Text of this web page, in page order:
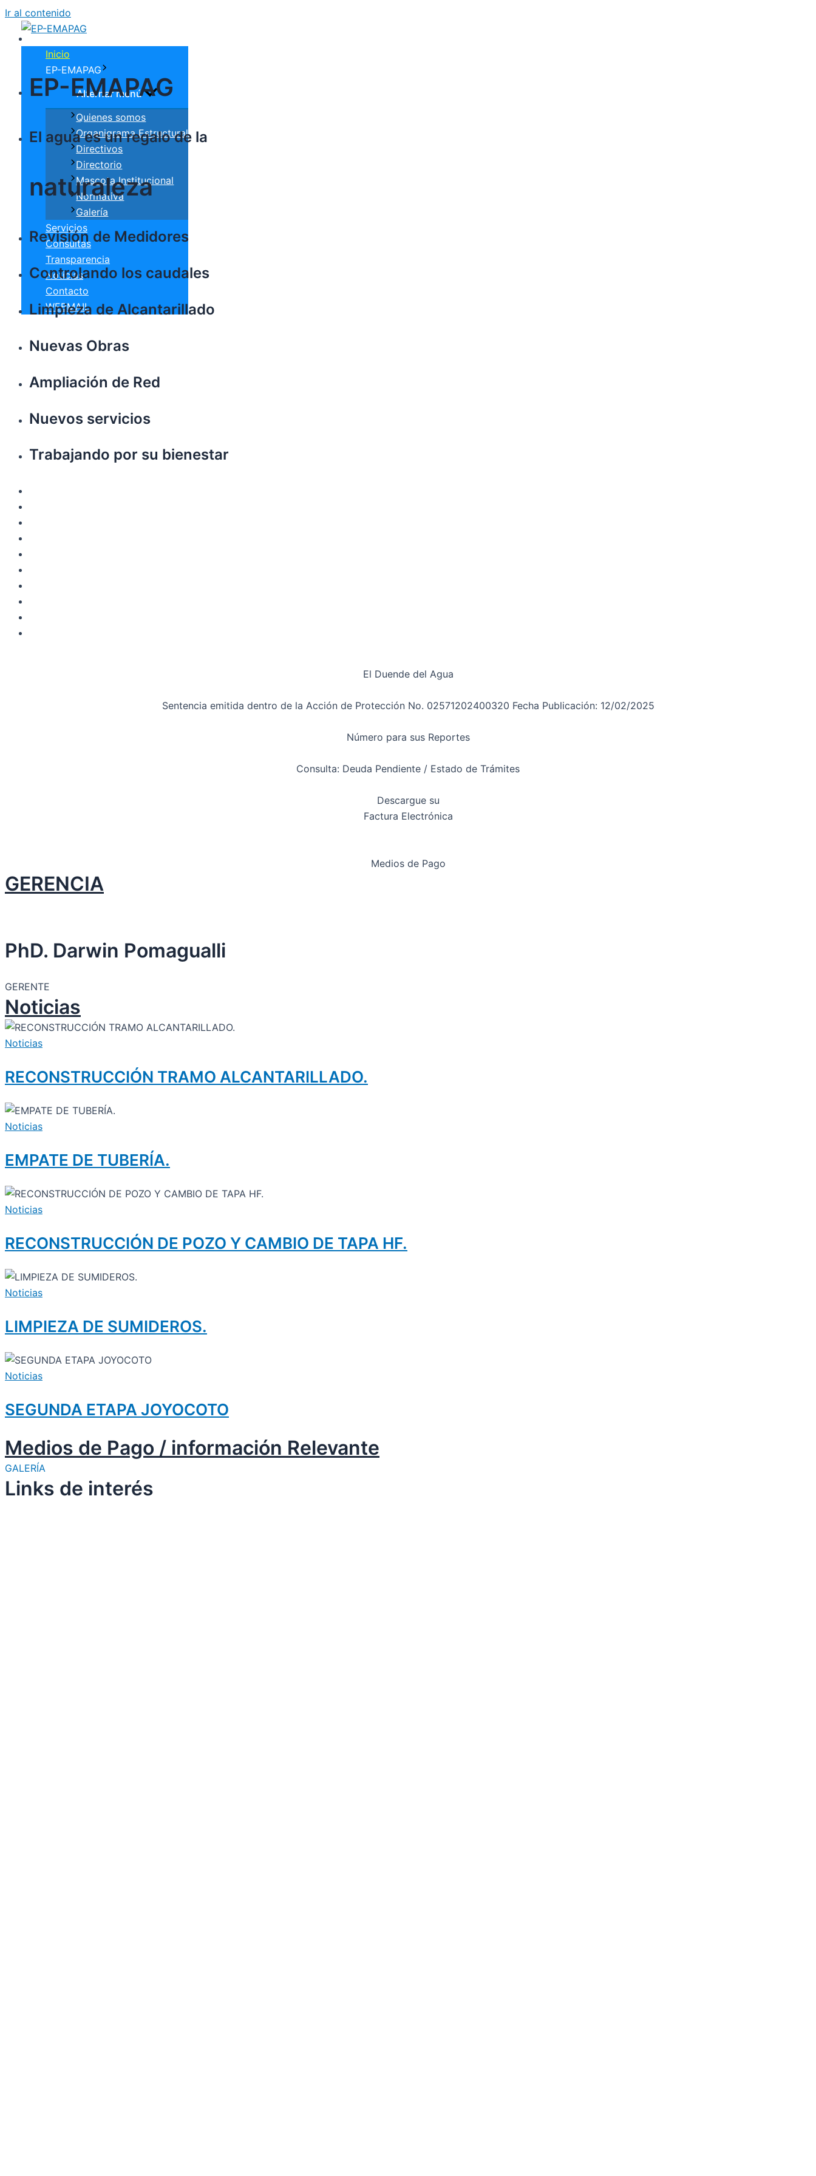
Ir al contenido
Inicio
EP-EMAPAG
Alternar menú
Quienes somos
Organigrama Estructural
Directivos
Directorio
Mascota Institucional
Normativa
Galería
Servicios
Consultas
Transparencia
Noticias
Contacto
WEBMAIL
EP-EMAPAG
El agua es un regalo de la
naturaleza
Revisión de Medidores
Controlando los caudales
Limpieza de Alcantarillado
Nuevas Obras
Ampliación de Red
Nuevos servicios
Trabajando por su bienestar
El Duende del Agua
Sentencia emitida dentro de la Acción de Protección No. 02571202400320 Fecha Publicación: 12/02/2025
Número para sus Reportes
Consulta: Deuda Pendiente / Estado de Trámites
Descargue su
Factura Electrónica
Medios de Pago
GERENCIA
PhD. Darwin Pomagualli
GERENTE
Noticias
Noticias
RECONSTRUCCIÓN TRAMO ALCANTARILLADO.
Noticias
EMPATE DE TUBERÍA.
Noticias
RECONSTRUCCIÓN DE POZO Y CAMBIO DE TAPA HF.
Noticias
LIMPIEZA DE SUMIDEROS.
Noticias
SEGUNDA ETAPA JOYOCOTO
Medios de Pago / información Relevante
GALERÍA
Links de interés